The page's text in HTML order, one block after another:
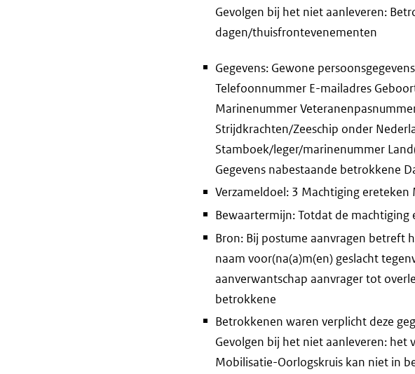
Gevolgen bij het niet aanleveren:
dagen/thuisfrontevenementen
Gegevens: Gewone
Telefoonnummer E-mailadres
Marinenummer
Strijdkrachten/Zeeschip onder
Stamboek/leger/marinenummer
Gegevens nabestaande betrokkene
Verzameldoel: 3 Machtiging
Bewaartermijn: Totdat de
Bron: Bij postume aanvragen betreft
naam voor(na(a)m(en) geslacht
aanverwantschap aanvrager tot
betrokkene
Betrokkenen waren verplicht deze
Gevolgen bij het niet aanleveren:
Mobilisatie-Oorlogskruis kan niet in